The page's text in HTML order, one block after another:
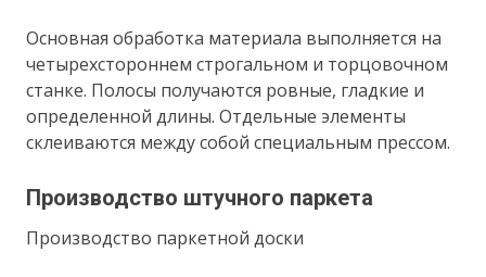
Основная обработка материала выполняется на
четырехстороннем строгальном и торцовочном
станке. Полосы получаются ровные, гладкие и
определенной длины. Отдельные элементы
склеиваются между собой специальным прессом.
Производство штучного паркета
Производство паркетной доски